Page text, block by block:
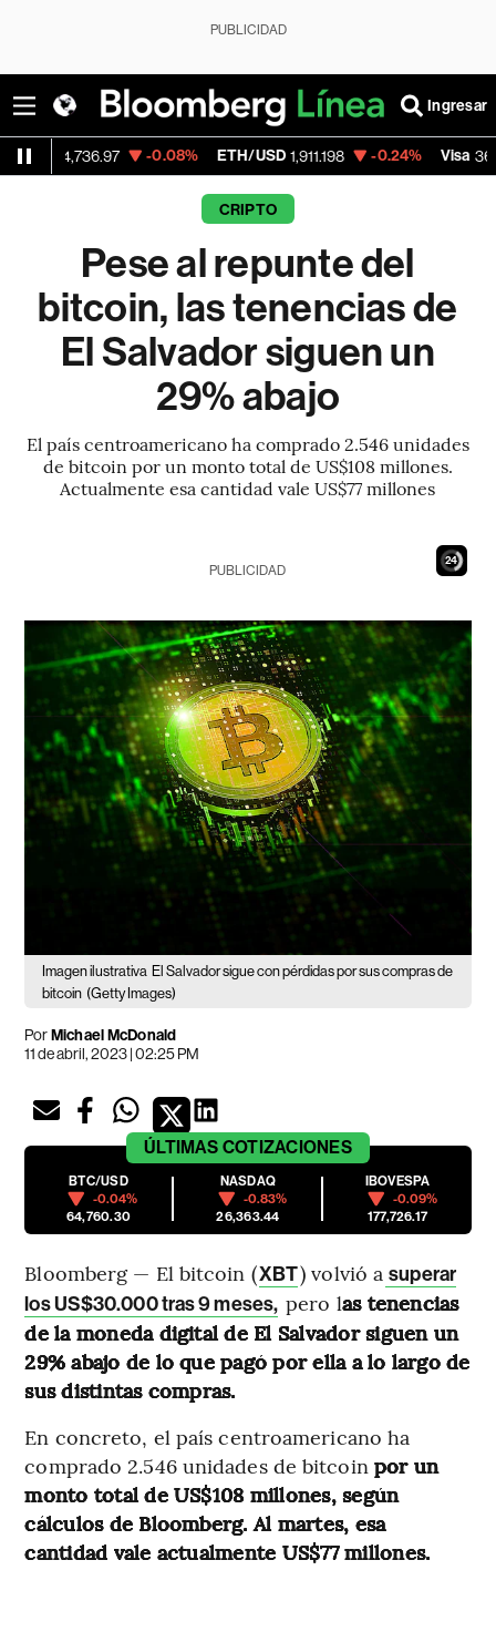
PUBLICIDAD
Ingresar
-0.08% ETH/USD 1,911.198 -0.24% Visa 368.54 -
CRIPTO
Pese al repunte del
bitcoin, las tenencias de
El Salvador siguen un
29% abajo
El país centroamericano ha comprado 2.546 unidades
de bitcoin por un monto total de US$108 millones.
Actualmente esa cantidad vale US$77 millones
23
PUBLICIDAD
Imagen ilustrativa El Salvador sigue con pérdidas por sus compras de
bitcoin (Getty Images)
PorMichael McDonald
11 de abril, 2023 | 02:25 PM
ÚLTIMAS COTIZACIONES
BTC/USD
-0.04%
64,760.30
NASDAQ
-0.83%
26,363.44
IBOVESPA
-0.09%
177,726.17
Bloomberg — El bitcoin (XBT) volvió a superar
los US$30.000 tras 9 meses, pero las tenencias
de la moneda digital de El Salvador siguen un
29% abajo de lo que pagó por ella a lo largo de
sus distintas compras.
En concreto, el país centroamericano ha
comprado 2.546 unidades de bitcoin por un
monto total de US$108 millones, según
cálculos de Bloomberg. Al martes, esa
cantidad vale actualmente US$77 millones.